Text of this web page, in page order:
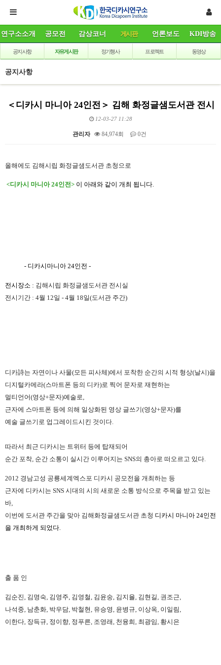
연구소소개 공모전 감상코너 게시판 언론보도 KDI방송
공지사항 자유게시판 정기행사 프로젝트 동영상
공지사항
＜디카시 마니아 24인전＞ 김해 화정글샘도서관 전시
12-03-27 11:28
관리자 84,974회 0건
올해에도 김해시립 화정글샘도서관 초청으로
<디카시 마니아 24인전> 이 아래와 같이 개최 됩니다.
- 디카시마니아 24인전 -
전시장소 : 김해시립 화정글샘도서관 전시실
전시기간 : 4월 12일 - 4월 18일(도서관 주간)
디카詩는 자연이나 사물(모든 피사체)에서 포착한 순간의 시적 형상(날시)을
디지털카메라(스마트폰 등의 디카)로 찍어 문자로 재현하는
멀티언어(영상+문자)예술로,
근자에 스마트폰 등에 의해 일상화된 영상 글쓰기(영상+문자)를
예술 글쓰기로 업그레이드시킨 것이다.
따라서 최근 디카시는 트위터 등에 탑재되어
순간 포착, 순간 소통이 실시간 이루어지는 SNS의 총아로 떠오르고 있다.
2012 경남고성 공룡세계엑스포 디카시 공모전을 개최하는 등
근자에 디카시는 SNS 시대의 시의 새로운 소통 방식으로 주목을 받고 있는
바,
이번에 도서관 주간을 맞아 김해화정글샘도서관 초청 디카시 마니아 24인전
을 개최하게 되었다.
출 품 인
김순진, 김명숙, 김영주, 김영철, 김윤숭, 김지율, 김현길, 권조근,
나석중, 남춘화, 박우담, 박철현, 유승영, 윤병규, 이상옥, 이일림,
이한다, 장득규, 정이향, 정푸른, 조영래, 천융희, 최광임, 황시은